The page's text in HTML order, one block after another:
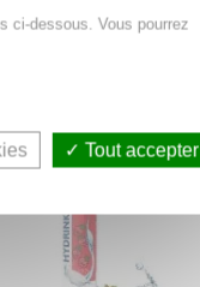
AU PANIER
ci-dessous. Vous pourrez
Tout accepter